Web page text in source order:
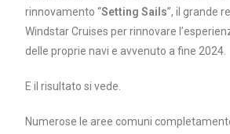
rinnovamento “Setting Sails”, il grande
Windstar Cruises per rinnovare
delle proprie navi e avvenuto a fine 2024.
E il risultato si vede.
Numerose le aree comuni